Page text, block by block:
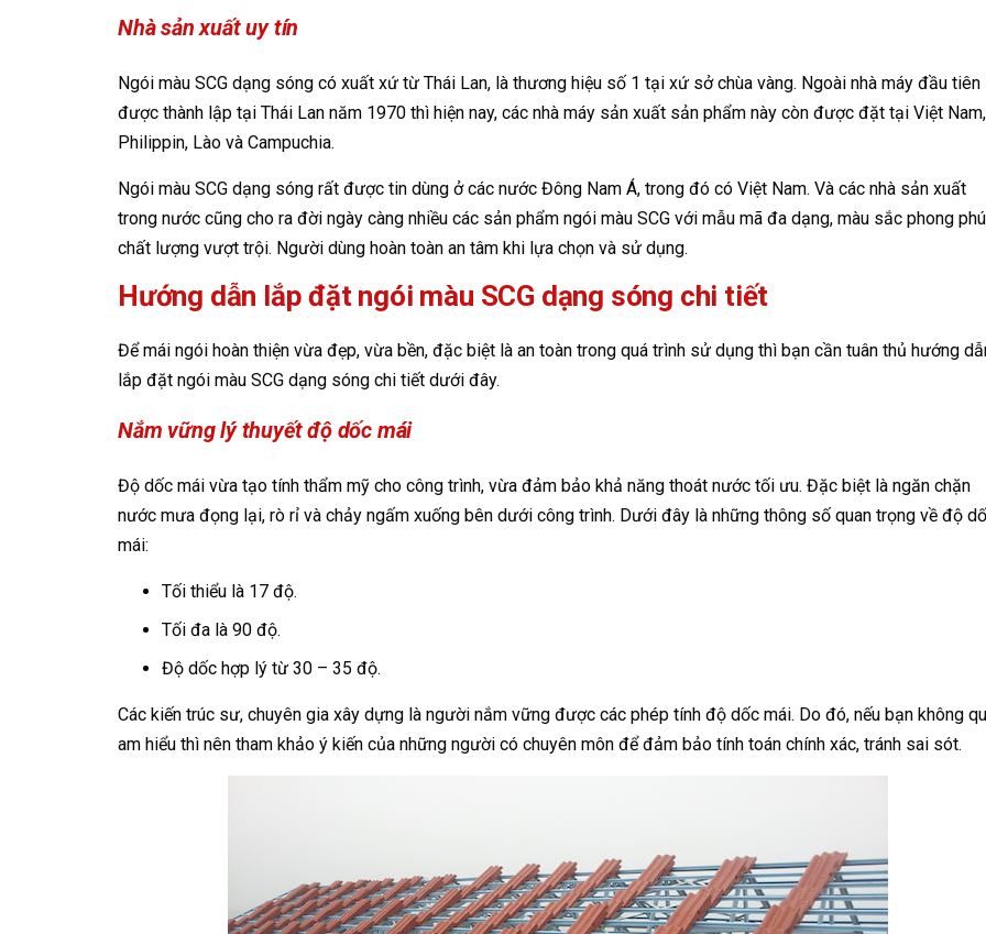
Nhà sản xuất uy tín
Ngói màu SCG dạng sóng có xuất xứ từ Thái Lan, là thương hiệu số 1 tại xứ sở chùa vàng. Ngoài nhà máy đầu tiên
được thành lập tại Thái Lan năm 1970 thì hiện nay, các nhà máy sản xuất sản phẩm này còn được đặt tại Việt Nam,
Philippin, Lào và Campuchia.
Ngói màu SCG dạng sóng rất được tin dùng ở các nước Đông Nam Á, trong đó có Việt Nam. Và các nhà sản xuất
trong nước cũng cho ra đời ngày càng nhiều các sản phẩm ngói màu SCG với mẫu mã đa dạng, màu sắc phong
chất lượng vượt trội. Người dùng hoàn toàn an tâm khi lựa chọn và sử dụng.
Hướng dẫn lắp đặt ngói màu SCG dạng sóng chi tiết
Để mái ngói hoàn thiện vừa đẹp, vừa bền, đặc biệt là an toàn trong quá trình sử dụng thì bạn cần tuân thủ hướng
lắp đặt ngói màu SCG dạng sóng chi tiết dưới đây.
Nắm vững lý thuyết độ dốc mái
Độ dốc mái vừa tạo tính thẩm mỹ cho công trình, vừa đảm bảo khả năng thoát nước tối ưu. Đặc biệt là ngăn chặn
nước mưa đọng lại, rò rỉ và chảy ngấm xuống bên dưới công trình. Dưới đây là những thông số quan trọng về độ
mái:
Tối thiểu là 17 độ.
Tối đa là 90 độ.
Độ dốc hợp lý từ 30 – 35 độ.
Các kiến trúc sư, chuyên gia xây dựng là người nắm vững được các phép tính độ dốc mái. Do đó, nếu bạn không
am hiểu thì nên tham khảo ý kiến của những người có chuyên môn để đảm bảo tính toán chính xác, tránh sai sót.